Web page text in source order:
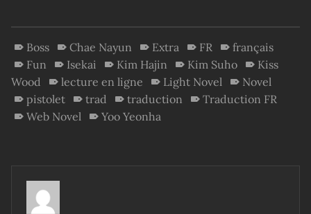
Boss Chae Nayun Extra FR
français
Fun
Isekai Kim Hajin Kim Suho
Kiss
Wood
lecture en ligne Light Novel
Novel
pistolet
trad traduction
Traduction FR
Web Novel
Yoo Yeonha